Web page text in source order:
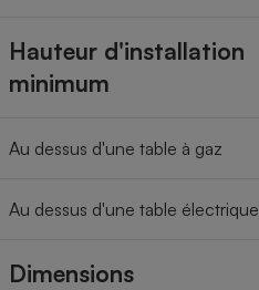
Hauteur d'installation
minimum
Au dessus d'une table à gaz
Au dessus d'une table électrique
Dimensions